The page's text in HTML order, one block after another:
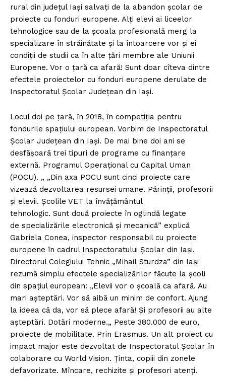
rural din județul Iași salvați de la abandon școlar de
proiecte cu fonduri europene. Alți elevi ai liceelor
tehnologice sau de la școala profesională merg la
specializare în străinătate și la întoarcere vor și ei
condiții de studii ca în alte țări membre ale Uniunii
Europene. Vor o țară ca afară! Sunt doar cîteva dintre
efectele proiectelor cu fonduri europene derulate de
Inspectoratul Școlar Județean din Iași.
Locul doi pe țară, în 2018, în competiția pentru
fondurile spațiului european. Vorbim de Inspectoratul
Școlar Județean din Iași. De mai bine doi ani se
desfășoară trei tipuri de programe cu finanțare
externă. Programul Operațional cu Capital Uman
(POCU). „ „Din axa POCU sunt cinci proiecte care
vizează dezvoltarea resursei umane. Părinții, profesorii
și elevii. Școlile VET la învățământul
tehnologic. Sunt două proiecte în oglindă legate
de specializările electronică și mecanică” explică
Gabriela Conea, inspector responsabil cu proiecte
europene în cadrul Inspectoratului Școlar din Iași.
Directorul Colegiului Tehnic „Mihail Sturdza” din Iași
rezumă simplu efectele specializărilor făcute la școli
din spațiul european: „Elevii vor o școală ca afară. Au
mari așteptări. Vor să aibă un minim de confort. Ajung
la ideea că da, vor să plece afară! Și profesorii au alte
așteptări. Dotări moderne.„ Peste 380.000 de euro,
proiecte de mobilitate. Prin Erasmus. Un alt proiect cu
impact major este dezvoltat de Inspectoratul Școlar în
colaborare cu World Vision. Ținta, copiii din zonele
defavorizate. Mîncare, rechizite și profesori atenți.